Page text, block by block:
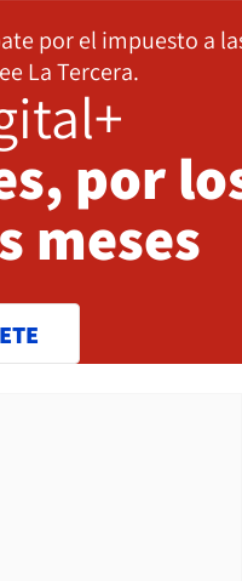
por el impuesto a
La Tercera.
por
meses